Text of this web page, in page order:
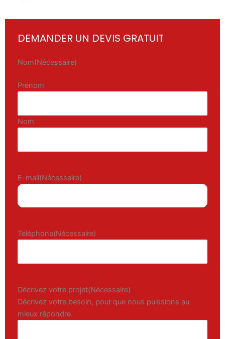
DEMANDER UN DEVIS GRATUIT
Nom(Nécessaire)
Prénom
Nom
E-mail(Nécessaire)
Téléphone(Nécessaire)
Décrivez votre projet(Nécessaire)
Décrivez votre besoin, pour que nous puissions au
mieux répondre.